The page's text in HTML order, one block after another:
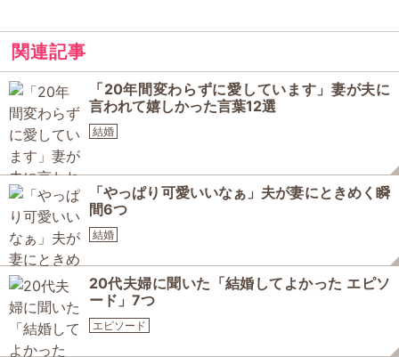
関連記事
「20年間変わらずに愛しています」妻が夫に
言われて嬉しかった言葉12選
結婚
「やっぱり可愛いいなぁ」夫が妻にときめく瞬
間6つ
結婚
20代夫婦に聞いた「結婚してよかった エピソ
ード」7つ
エピソード